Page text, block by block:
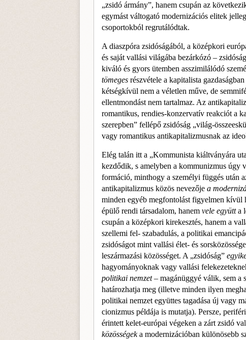
„zsidó ármány”, hanem csupán az
egymást váltogató modernizációs elitek
csoportokból regrutálódtak.
A diaszpóra zsidóságából, a középkori
és saját vallási világába bezárkózó –
kiváló és gyors ütemben asszimilálódó
tömeges részvétele a kapitalista
kétségkívül nem a véletlen műve, de
ellentmondást nem tartalmaz. Az
ro­mantikus, rendies-konzervatív reakciót a
szerepben” fellépő zsidóság „világ-
vagy romantikus antikapitalizmusnak az
Elég talán itt a „Kommunista kiáltványára
kezdődik, s amelyben a kommunizmus úgy
formáció, minthogy a személyi függés után
antikapitalizmus közös nevezője a
minden egyéb megfontolást figyelmen kívül
épülő rendi társadalom, hanem vele együtta
csupán a középkori kirekesztés, hanem a
szellemi fel- szabadulás, a politikai
zsidóságot mint vallási élet- és
leszármazási közösséget. A „zsidóság”
hagyományoknak vagy vallási
politikai nemzet – magánüggyé válik, sem a
határozhatja meg (illetve minden ilyen
politikai nemzet együttes tagadása új vagy
cionizmus példája is mutatja). Persze,
érintett kelet-európai végeken a zárt zsidó
közösségeka modernizációban különösebb